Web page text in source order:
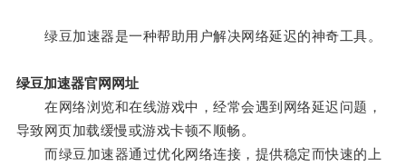
绿豆加速器是一种帮助用户解决网络延迟的神奇工具。
绿豆加速器官网网址
在网络浏览和在线游戏中，经常会遇到网络延迟问题，
导致网页加载缓慢或游戏卡顿不顺畅。
而绿豆加速器通过优化网络连接，提供稳定而快速的上